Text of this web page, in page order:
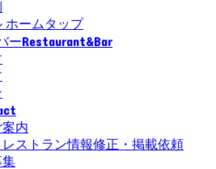
ホームタップ
ーRestaurant&Bar
内
ストラン情報修正・掲載依頼
集